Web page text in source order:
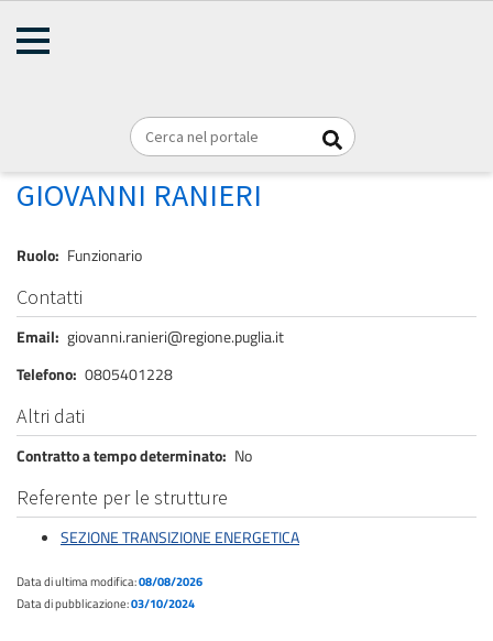
Briciole
Home
RANIERI GIOVANNI
GIOVANNI RANIERI
Ruolo Funzionario
Contatti
Email giovanni.ranieri@regione.puglia.it
Telefono 0805401228
Altri dati
Contratto a tempo determinato No
Referente per le strutture
SEZIONE TRANSIZIONE ENERGETICA
Data di ultima modifica:08/08/2026
Data di pubblicazione:03/10/2024